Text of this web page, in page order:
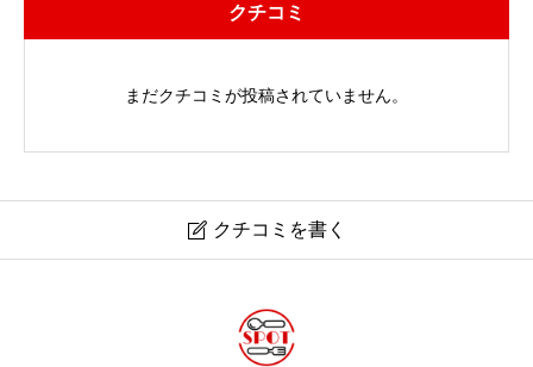
クチコミ
まだクチコミが投稿されていません。
 クチコミを書く